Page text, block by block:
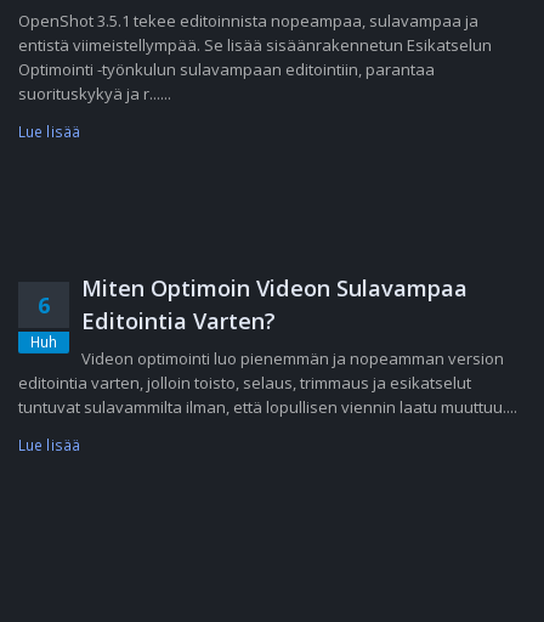
OpenShot 3.5.1 tekee editoinnista nopeampaa, sulavampaa ja
entistä viimeistellympää. Se lisää sisäänrakennetun Esikatselun
Optimointi -työnkulun sulavampaan editointiin, parantaa
suorituskykyä ja r......
Lue lisää
6
Huh
Miten Optimoin Videon Sulavampaa
Editointia Varten?
Videon optimointi luo pienemmän ja nopeamman version
editointia varten, jolloin toisto, selaus, trimmaus ja esikatselut
tuntuvat sulavammilta ilman, että lopullisen viennin laatu muuttuu....
Lue lisää